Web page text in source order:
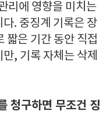
리에 영향을 미치는
. 중징계 기록은 장
짧은 기간 동안 직접
, 기록 자체는 삭제
청구하면 무조건 징